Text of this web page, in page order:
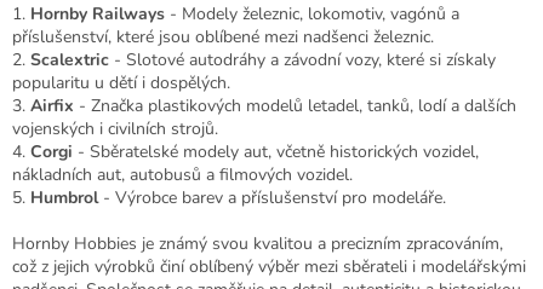
1. Hornby Railways - Modely železnic, lokomotiv, vagónů a
příslušenství, které jsou oblíbené mezi nadšenci železnic.
2. Scalextric - Slotové autodráhy a závodní vozy, které si získaly
popularitu u dětí i dospělých.
3. Airfix - Značka plastikových modelů letadel, tanků, lodí a dalších
vojenských i civilních strojů.
4. Corgi - Sběratelské modely aut, včetně historických vozidel,
nákladních aut, autobusů a filmových vozidel.
5. Humbrol- Výrobce barev a příslušenství pro modeláře.
Hornby Hobbies je známý svou kvalitou a precizním zpracováním,
což z jejich výrobků činí oblíbený výběr mezi sběrateli i modelářskými